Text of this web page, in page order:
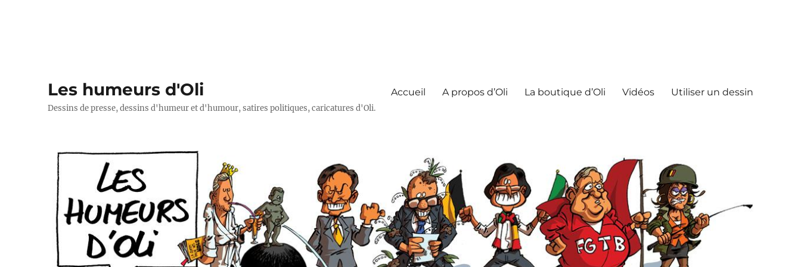
Les humeurs d'Oli
Dessins de presse, dessins d'humeur et d'humour, satires politiques, caricatures d'Oli.
Accueil A propos d’Oli La boutique d’Oli Vidéos Utiliser un dessin